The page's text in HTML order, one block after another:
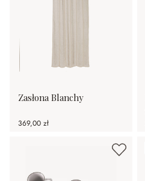
Zasłona Blanchy
369,00 zł